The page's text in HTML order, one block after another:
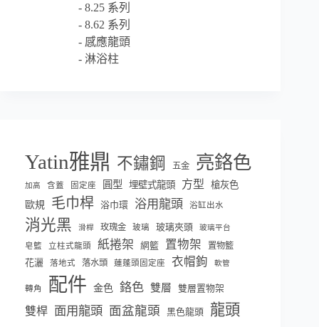
8.25 系列
8.62 系列
感應龍頭
淋浴柱
Yatin雅鼎 不鏽鋼 五金 亮鉻色
加高 含蓋 固定座 圓型 埋壁式龍頭 方型
槍灰色
歐規
毛巾桿 浴巾環 浴用龍頭 浴缸出水
消光黑 滑桿 玫瑰金 玻璃 玻璃夾頭 玻璃平台
皂籃 立柱式龍頭 紙捲架 網籃 置物架
置物籃
花灑
落地式 落水頭 蓮蓬頭固定座 衣帽鉤 軟管
轉角 配件 金色 鉻色 雙層 雙層置物架
雙桿 面用龍頭 面盆龍頭 黑色龍頭 龍頭